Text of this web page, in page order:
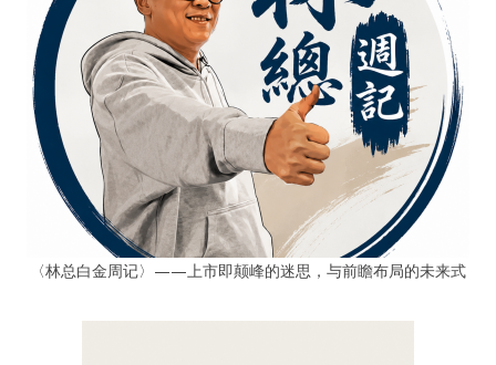
〈林总白金周记〉——上市即颠峰的迷思，与前瞻布局的未来式